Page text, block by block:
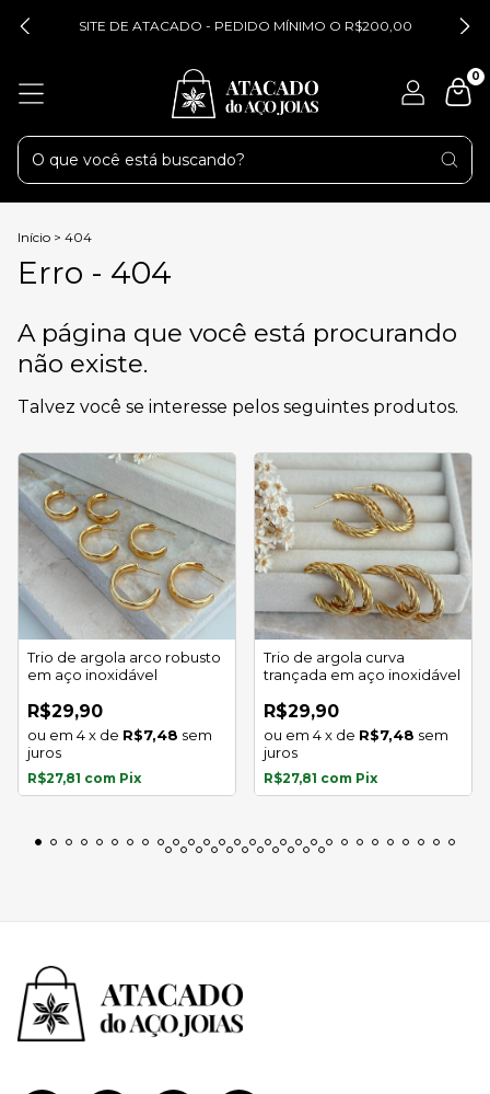
SITE DE ATACADO - PEDIDO MÍNIMO O R$200,00
0
Início > 404
Erro - 404
A página que você está procurando
não existe.
Talvez você se interesse pelos seguintes produtos.
Trio de argola arco robusto
em aço inoxidável
R$29,90
4x de R$7,48 sem
juros
R$27,81 com Pix
Trio de argola curva
trançada em aço inoxidável
R$29,90
4x de R$7,48 sem
juros
R$27,81 com Pix